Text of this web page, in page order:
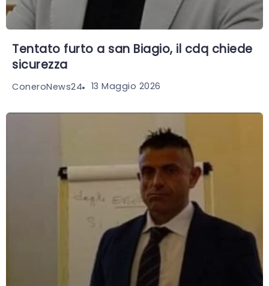
Tentato furto a san Biagio, il cdq chiede
sicurezza
ConeroNews24 13 Maggio 2026